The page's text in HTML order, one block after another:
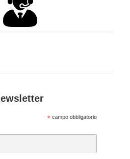
* campo obbligatorio